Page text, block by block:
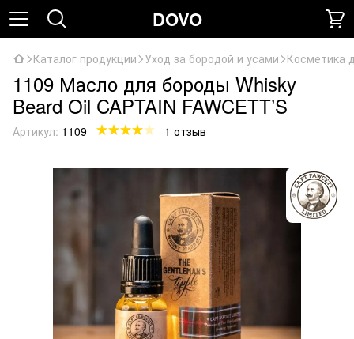
DOVO
Каталог продукции Уход за бородой и усами Косметика
1109 Масло для бороды Whisky
Beard Oil CAPTAIN FAWCETT’S
Артикул: 1109 1 отзыв